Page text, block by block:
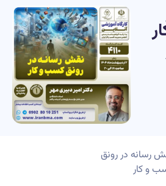
رسانه در رونق
و کار